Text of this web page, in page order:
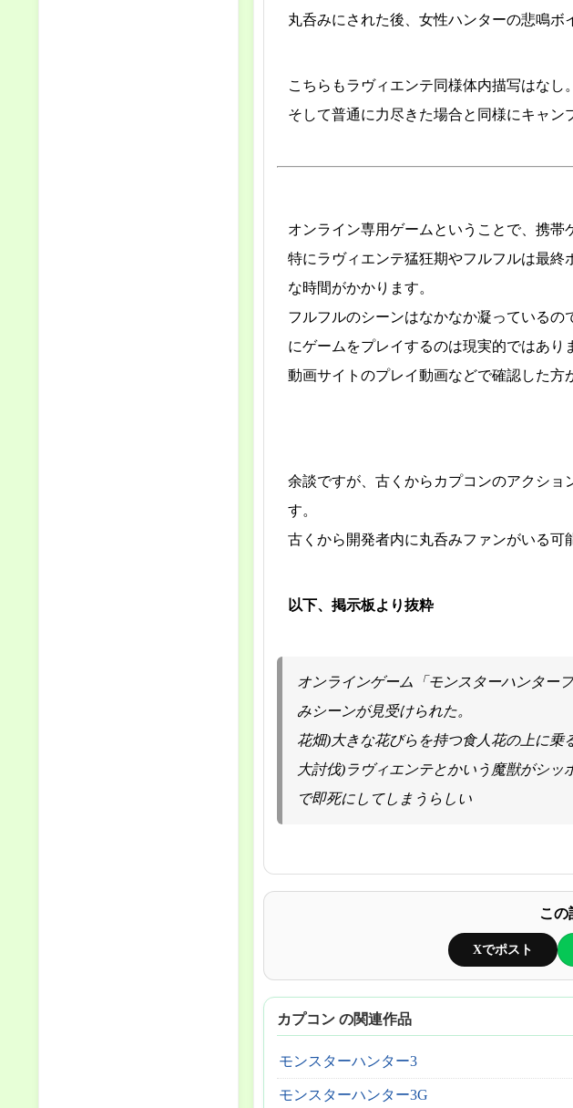
丸呑みにされた後、女性ハンターの悲鳴ボ
こちらもラヴィエンテ同様体内描写はなし。
そして普通に力尽きた場合と同様にキャン
オンライン専用ゲームということで、携帯
特にラヴィエンテ猛狂期やフルフルは最
な時間がかかります。
フルフルのシーンはなかなか凝っている
にゲームをプレイするのは現実的ではあり
動画サイトのプレイ動画などで確認した方
余談ですが、古くからカプコンのアクショ
す。
古くから開発者内に丸呑みファンがいる可
以下、掲示板より抜粋
オンラインゲーム「モンスターハンター
みシーンが見受けられた。
花畑)大きな花びらを持つ食人花の上に乗
大討伐)ラヴィエンテとかいう魔獣がシ
で即死にしてしまうらしい
この
Xでポスト
カプコン の関連作品
モンスターハンター3
モンスターハンター3G